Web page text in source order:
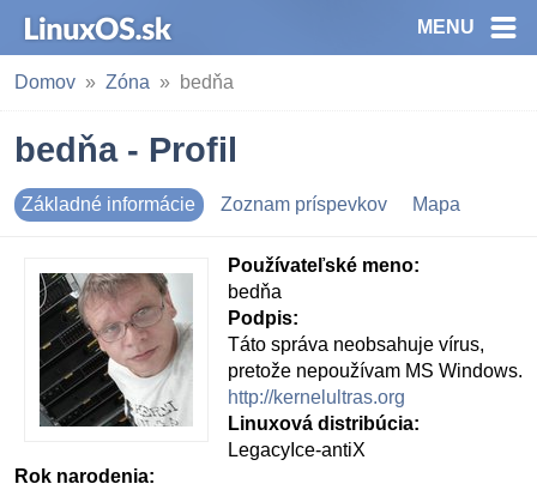
MENU
Domov Zóna bedňa
bedňa - Profil
Základné informácie Zoznam príspevkov Mapa
Používateľské meno:
bedňa
Podpis:
Táto správa neobsahuje vírus,
pretože nepoužívam MS Windows.
http://kernelultras.org
Linuxová distribúcia:
LegacyIce-antiX
Rok narodenia: